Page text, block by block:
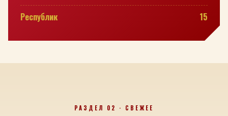
Республик
15
РАЗДЕЛ 02 · СВЕЖЕЕ